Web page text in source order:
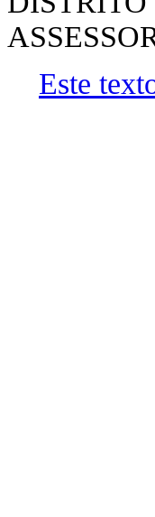
Este